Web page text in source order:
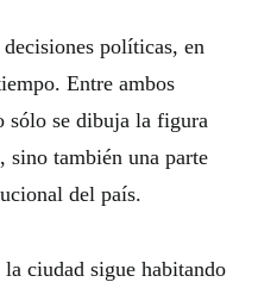
políticas, en
Entre ambos
sólo se dibuja la figura
sino también una parte
del país.
ciudad sigue habitando